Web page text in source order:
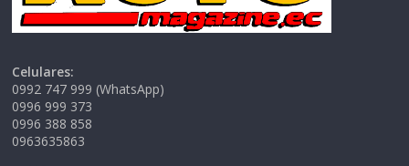
Celulares:
0992 747 999 (WhatsApp)
0996 999 373
0996 388 858
0963635863